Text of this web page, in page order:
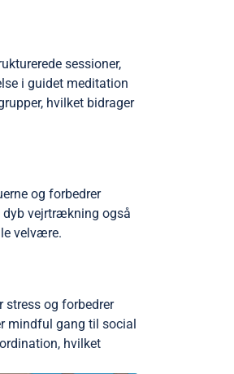
sessioner,
i guidet meditation
hvilket bidrager
og forbedrer
vejrtrækning også
velvære.
og forbedrer
mindful gang til social
hvilket